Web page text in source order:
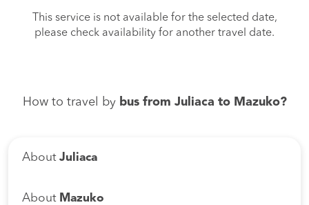
This service is not available for the selected date,
please check availability for another travel date.
How to travel by bus from Juliaca to Mazuko?
About Juliaca
About Mazuko